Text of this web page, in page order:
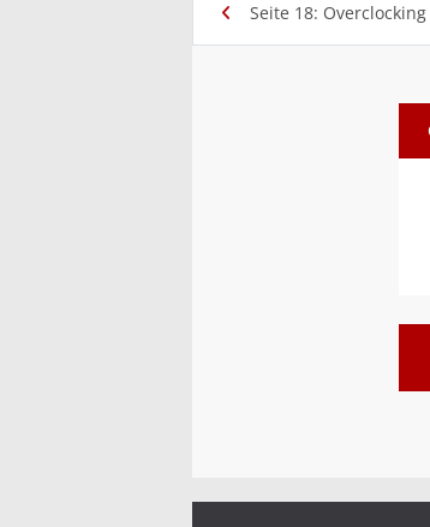
Seite 18: Overclocking